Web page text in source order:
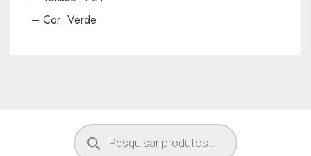
– Cor: Verde